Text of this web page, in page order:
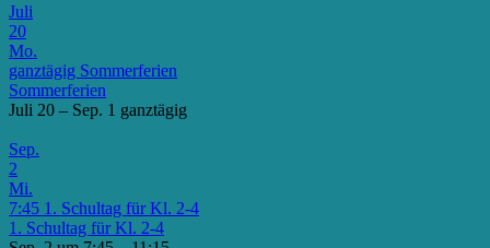
Juli
20
Mo.
ganztägig Sommerferien
Sommerferien
Juli 20 – Sep. 1 ganztägig
Sep.
2
Mi.
7:45 1. Schultag für Kl. 2-4
1. Schultag für Kl. 2-4